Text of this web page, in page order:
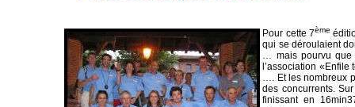
Pour cette 7ème
qui se déroulaient
… mais pourvu que
l’association
…. Et les nombreux
des concurrents.
finissant en